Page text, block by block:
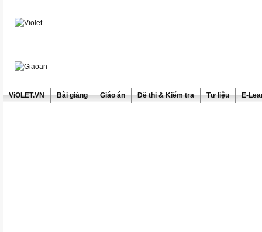
ViOLET.VN Bài giảng Giáo án Đề thi & Kiểm tra Tư liệu E-